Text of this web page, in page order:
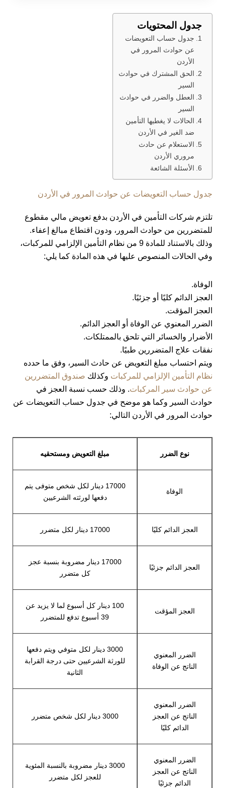
جدول المحتويات
جدول حساب التعويضات
عن حوادث المرور في
الأردن
الحق المشترك في حوادث
السير
العطل والضرر في حوادث
السير
الحالات لا يغطيها التأمين
ضد الغير في الأردن
الاستعلام عن حادث
مروري الأردن
الأسئلة الشائعة
جدول حساب التعويضات عن حوادث المرور في الأردن
تلتزم شركات التأمين في الأردن بدفع تعويض مالي مقطوع
للمتضررين من حوادث المرور، ودون اقتطاع مبالغ إعفاء.
وذلك بالاستناد للمادة 9 من نظام التأمين الإلزامي للمركبات،
وفي الحالات المنصوص عليها في هذه المادة كما يلي:
الوفاة.
العجز الدائم كليًا أو جزئيًا.
العجز المؤقت.
الضرر المعنوي عن الوفاة أو العجز الدائم.
الأضرار والخسائر التي تلحق بالممتلكات.
نفقات علاج المتضررين طبيًا.
ويتم احتساب مبلغ التعويض عن حادث السير، وفق ما حدده
نظام التأمين الإلزامي للمركبات وكذلك صندوق المتضررين
عن حوادث سير المركبات. وذلك حسب نسبة العجز في
حوادث السير وكما هو موضح في جدول حساب التعويضات عن
حوادث المرور في الأردن التالي:
نوع الضرر مبلغ التعويض ومستحقيه
الوفاة
17000 دينار لكل شخص متوفى يتم
دفعها لورثته الشرعيين
العجز الدائم كليًا 17000 دينار لكل متضرر
العجز الدائم جزئيًا
17000 دينار مضروبة بنسبة عجز
كل متضرر
العجز المؤقت
100 دينار كل أسبوع لما لا يزيد عن
39 أسبوع تدفع للمتضرر
الضرر المعنوي
الناتج عن الوفاة
3000 دينار لكل متوفي ويتم دفعها
للورثة الشرعيين حتى درجة القرابة
الثانية
الضرر المعنوي
الناتج عن العجز
الدائم كليًا
3000 دينار لكل شخص متضرر
الضرر المعنوي
الناتج عن العجز
الدائم جزئيًا
3000 دينار مضروبة بالنسبة المئوية
للعجز لكل متضرر